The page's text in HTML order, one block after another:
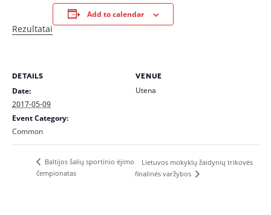
Rezultatai
Add to calendar
DETAILS
Date:
2017-05-09
Event Category:
Common
VENUE
Utena
Baltijos šalių sportinio ėjimo
čempionatas
Lietuvos mokyklų žaidynių trikovės
finalinės varžybos